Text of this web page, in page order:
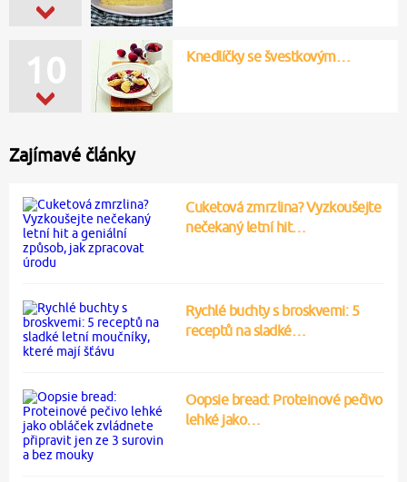
10 Knedlíčky se švestkovým…
Zajímavé články
Cuketová zmrzlina? Vyzkoušejte
nečekaný letní hit…
Rychlé buchty s broskvemi: 5
receptů na sladké…
Oopsie bread: Proteinové pečivo
lehké jako…